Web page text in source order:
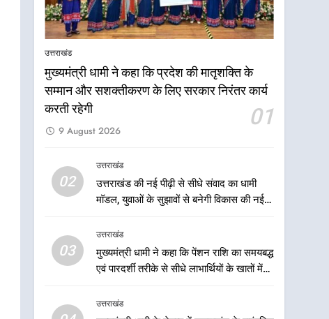
उत्तराखंड
मुख्यमंत्री धामी ने कहा कि प्रदेश की मातृशक्ति के
सम्मान और सशक्तीकरण के लिए सरकार निरंतर कार्य
करती रहेगी
01
9 August 2026
02
उत्तराखंड
उत्तराखंड की नई पीढ़ी से सीधे संवाद का धामी
मॉडल, युवाओं के सुझावों से बनेगी विकास की नई
03
उत्तराखंड
मुख्यमंत्री धामी ने कहा कि पेंशन राशि का समयबद्ध
एवं पारदर्शी तरीके से सीधे लाभार्थियों के खातों में
सरकारी योजनाओं का सीधे लाभ मिल रहा है
उत्तराखंड
प्रक्रिया होगी और प्रभावी
6
तेजस्वी सूर्या और नेहा जोशी ने
संस्कृति का सशक्त संदेश
उत्तराखंड
7
मुख्यमंत्री धामी की बैठक, सड़क
8
एमडीडीए बोर्ड बैठक में 25 विकास
प्रस्तावों को मिली मंजूरी, देहरादून-
1
मुख्यमंत्री धामी ने कहा कि प्रदेश